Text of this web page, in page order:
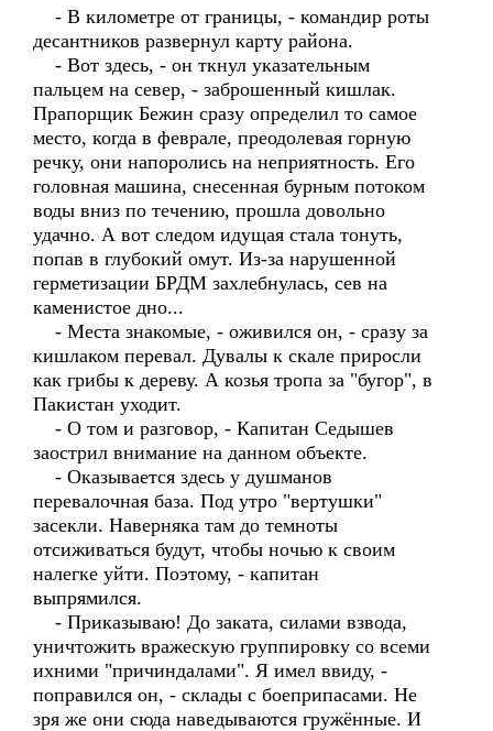
- В километре от границы, - командир роты
десантников развернул карту района.
- Вот здесь, - он ткнул указательным
пальцем на север, - заброшенный кишлак.
Прапорщик Бежин сразу определил то самое
место, когда в феврале, преодолевая горную
речку, они напоролись на неприятность. Его
головная машина, снесенная бурным потоком
воды вниз по течению, прошла довольно
удачно. А вот следом идущая стала тонуть,
попав в глубокий омут. Из-за нарушенной
герметизации БРДМ захлебнулась, сев на
каменистое дно...
- Места знакомые, - оживился он, - сразу за
кишлаком перевал. Дувалы к скале приросли
как грибы к дереву. А козья тропа за "бугор", в
Пакистан уходит.
- О том и разговор, - Капитан Седышев
заострил внимание на данном объекте.
- Оказывается здесь у душманов
перевалочная база. Под утро "вертушки"
засекли. Наверняка там до темноты
отсиживаться будут, чтобы ночью к своим
налегке уйти. Поэтому, - капитан
выпрямился.
- Приказываю! До заката, силами взвода,
уничтожить вражескую группировку со всеми
ихними "причиндалами". Я имел ввиду, -
поправился он, - склады с боеприпасами. Не
зря же они сюда наведываются гружённые. И